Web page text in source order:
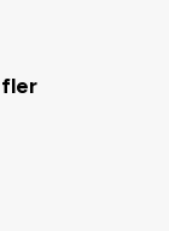
fler